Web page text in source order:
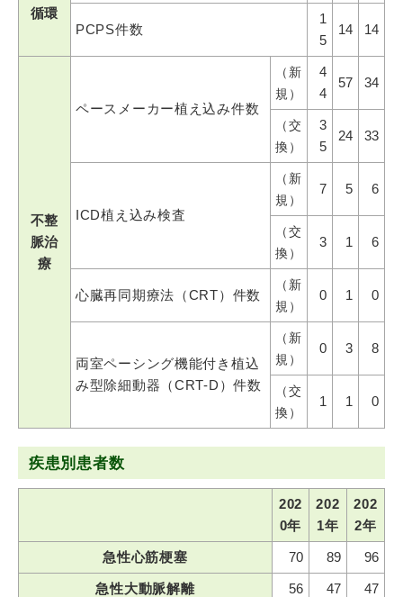
循環
PCPS件数
1
5
14 14
不整
脈治
療
ペースメーカー植え込み件数
（新
規）
4
4
57 34
（交
換）
3
5
24 33
ICD植え込み検査
（新
規）
7 5 6
（交
換）
3 1 6
心臓再同期療法（CRT）件数
（新
規）
0 1 0
両室ペーシング機能付き植込
み型除細動器（CRT-D）件数
（新
規）
0 3 8
（交
換）
1 1 0
疾患別患者数
202
0年
202
1年
202
2年
急性心筋梗塞 70 89 96
急性大動脈解離 56 47 47